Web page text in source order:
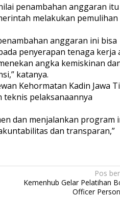
penambahan anggaran itu
melakukan pemulihan
anggaran ini bisa
penyerapan tenaga kerja
angka kemiskinan
katanya.
Kehormatan Kadin Jawa
pelaksanaannya
dan menjalankan program
dan transparan,”
Pos
Kemenhub Gelar Pelatihan
Officer